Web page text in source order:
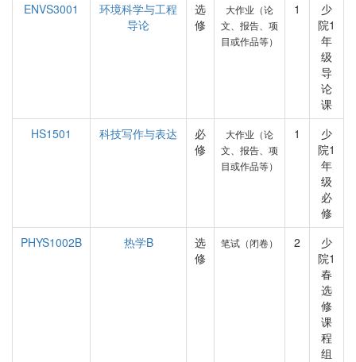
ENVS3001
环境科学与工程
导论
选
修
大作业（论
文、报告、项
目或作品等）
1
少
院1
年
级
导
论
课
HS1501
科技写作与表达
必
修
大作业（论
文、报告、项
目或作品等）
1
少
院1
年
级
必
修
PHYS1002B
热学B
选
修
笔试（闭卷） 2
少
院1
春
选
修
课
程
组